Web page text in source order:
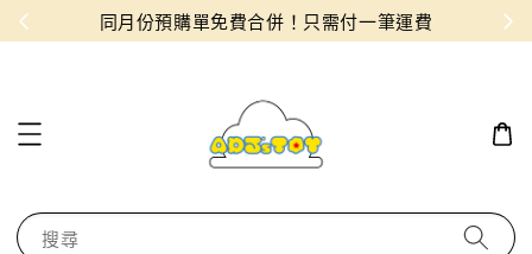
！ 同月份預購單免費合併！只需付一筆運費
搜尋